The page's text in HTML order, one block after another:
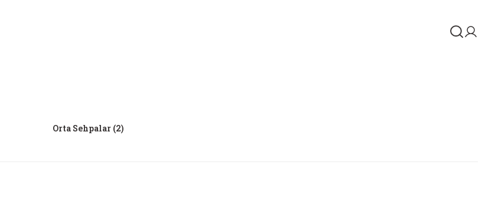
Orta Sehpalar (2)